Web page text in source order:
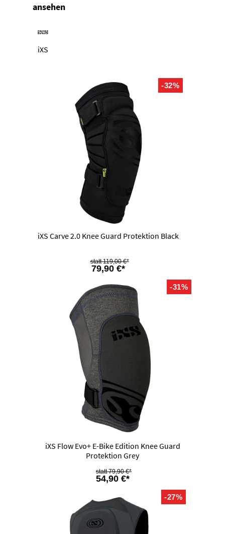
ansehen
iXS
-32%
iXS Carve 2.0 Knee Guard Protektion Black
79,90 €*
119,00 €*
-31%
iXS Flow Evo+ E-Bike Edition Knee Guard
Protektion Grey
54,90 €*
79,90 €*
-27%